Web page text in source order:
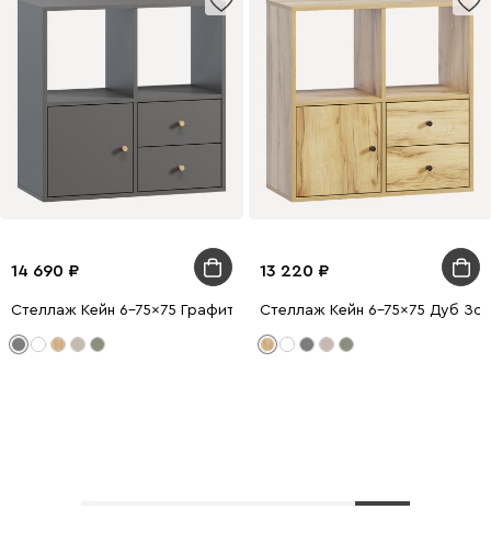
14 690
Стеллаж Кейн 6-75x75 Графитовый
13 220
Стеллаж Кейн 6-75x75 Дуб